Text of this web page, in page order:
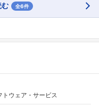
む 全6件
トウェア・サービス